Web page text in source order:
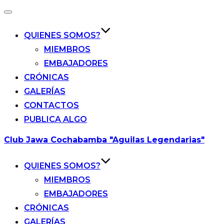
Alternar
navegación
QUIENES SOMOS?
MIEMBROS
EMBAJADORES
CRÓNICAS
GALERÍAS
CONTACTOS
PUBLICA ALGO
Saltar
Club Jawa Cochabamba "Aguilas Legendarias"
QUIENES SOMOS?
MIEMBROS
EMBAJADORES
CRÓNICAS
GALERÍAS